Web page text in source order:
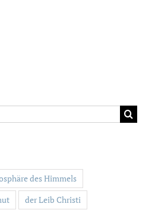
des Himmels
der Leib Christi